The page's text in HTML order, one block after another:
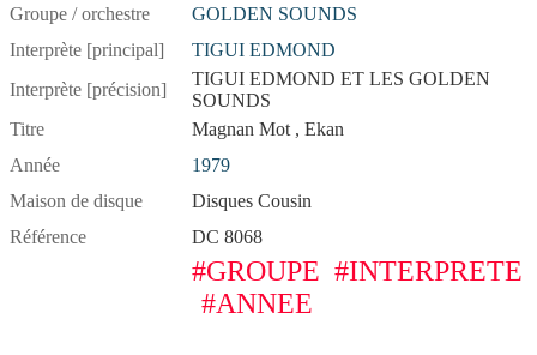
Groupe / orchestre
GOLDEN SOUNDS
Interprète [principal]
TIGUI EDMOND
Interprète [précision]
TIGUI EDMOND ET LES GOLDEN
SOUNDS
Titre
Magnan Mot , Ekan
Année
1979
Maison de disque
Disques Cousin
Référence
DC 8068
#GROUPE #INTERPRETE
#ANNEE